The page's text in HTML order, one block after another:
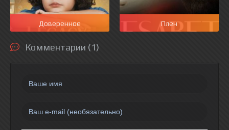
Доверенное Плен
Комментарии (1)